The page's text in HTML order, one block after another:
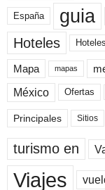
España guia
Hoteles
Mapa mapas
México Ofertas
Principales Sitios
turismo en
Viajes